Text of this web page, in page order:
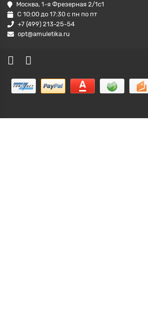
Москва, 1-я Фрезерная 2/1с1
С 10:00 до 17:30 с пн по пт
+7 (499) 213-25-54
opt@amuletika.ru